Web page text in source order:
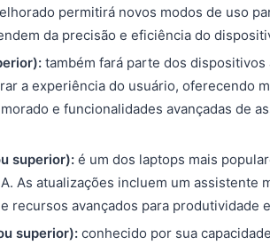
permitirá novos modos de uso
da precisão e eficiência do
também fará parte dos dispositivos
a experiência do usuário, oferecendo
e funcionalidades avançadas de
superior): é um dos laptops mais
As atualizações incluem um assistente
recursos avançados para produtividade
superior): conhecido por sua